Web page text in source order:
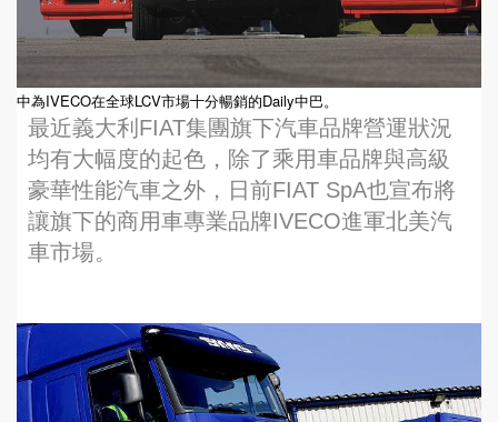
中為IVECO在全球LCV市場十分暢銷的Daily中巴。
最近義大利FIAT集團旗下汽車品牌營運狀況
均有大幅度的起色，除了乘用車品牌與高級
豪華性能汽車之外，日前FIAT SpA也宣布將
讓旗下的商用車專業品牌IVECO進軍北美汽
車市場。